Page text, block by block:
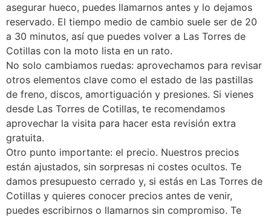
asegurar hueco, puedes llamarnos antes y lo dejamos
reservado. El tiempo medio de cambio suele ser de 20
a 30 minutos, así que puedes volver a Las Torres de
Cotillas con la moto lista en un rato.
No solo cambiamos ruedas: aprovechamos para revisar
otros elementos clave como el estado de las pastillas
de freno, discos, amortiguación y presiones. Si vienes
desde Las Torres de Cotillas, te recomendamos
aprovechar la visita para hacer esta revisión extra
gratuita.
Otro punto importante: el precio. Nuestros precios
están ajustados, sin sorpresas ni costes ocultos. Te
damos presupuesto cerrado y, si estás en Las Torres de
Cotillas y quieres conocer precios antes de venir,
puedes escribirnos o llamarnos sin compromiso. Te